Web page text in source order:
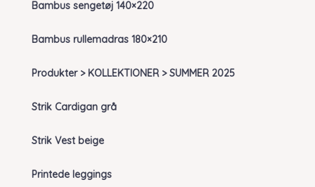
Bambus sengetøj 140×220
Bambus rullemadras 180×210
Produkter > KOLLEKTIONER > SUMMER 2025
Strik Cardigan grå
Strik Vest beige
Printede leggings